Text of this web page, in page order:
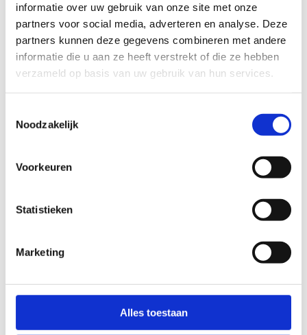
informatie over uw gebruik van onze site met onze
partners voor social media, adverteren en analyse. Deze
partners kunnen deze gegevens combineren met andere
informatie die u aan ze heeft verstrekt of die ze hebben
verzameld op basis van uw gebruik van hun services.
Noodzakelijk
Voorkeuren
Statistieken
Marketing
Alles toestaan
Ontdek onze sportieve
Kom op weekend in de Westhoek en geniet van